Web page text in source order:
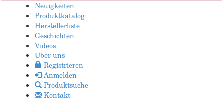
Neuigkeiten
Produktkatalog
Herstellerliste
Geschichten
Videos
Über uns
Registrieren
Anmelden
Produktsuche
Kontakt